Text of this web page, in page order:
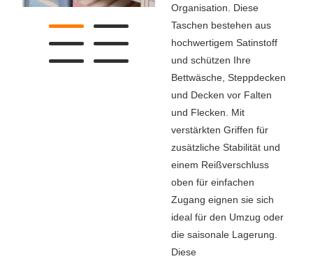
Organisation. Diese
Taschen bestehen aus
hochwertigem Satinstoff
und schützen Ihre
Bettwäsche, Steppdecken
und Decken vor Falten
und Flecken. Mit
verstärkten Griffen für
zusätzliche Stabilität und
einem Reißverschluss
oben für einfachen
Zugang eignen sie sich
ideal für den Umzug oder
die saisonale Lagerung.
Diese